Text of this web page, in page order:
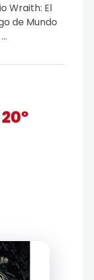
Wraith: El
de Mundo